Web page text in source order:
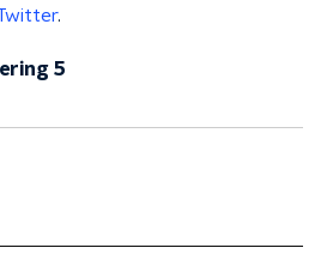
.
5